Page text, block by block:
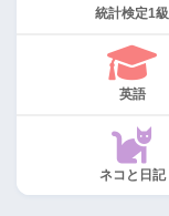
統計検定1級
英語
ネコと日記